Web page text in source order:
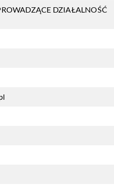
DZIAŁALNOŚĆ